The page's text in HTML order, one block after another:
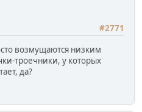
#2771
возмущаются низким
троечники, у которых
да?